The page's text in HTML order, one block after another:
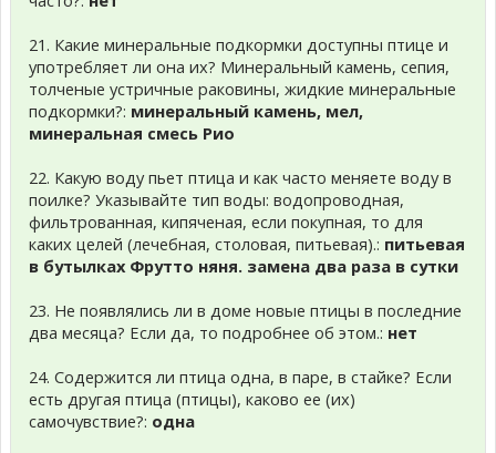
21. Какие минеральные подкормки доступны птице и
употребляет ли она их? Минеральный камень, сепия,
толченые устричные раковины, жидкие минеральные
подкормки?: минеральный камень, мел,
минеральная смесь Рио
22. Какую воду пьет птица и как часто меняете воду в
поилке? Указывайте тип воды: водопроводная,
фильтрованная, кипяченая, если покупная, то для
каких целей (лечебная, столовая, питьевая).: питьевая
в бутылках Фрутто няня. замена два раза в сутки
23. Не появлялись ли в доме новые птицы в последние
два месяца? Если да, то подробнее об этом.: нет
24. Содержится ли птица одна, в паре, в стайке? Если
есть другая птица (птицы), каково ее (их)
самочувствие?: одна